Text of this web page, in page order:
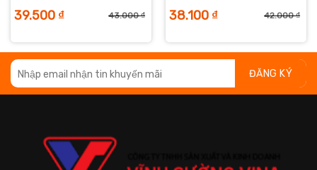
43.000₫
43.000 ₫.
39.500 ₫
là:
39.500 ₫.
42.000₫
38.100 ₫
là:
₫.
₫.